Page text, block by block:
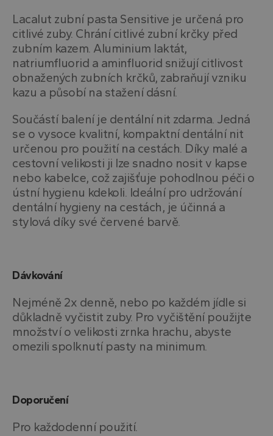
Lacalut zubní pasta Sensitive je určená pro
citlivé zuby. Chrání citlivé zubní krčky před
zubním kazem. Aluminium laktát,
natriumfluorid a aminfluorid snižují citlivost
obnažených zubních krčků, zabraňují vzniku
kazu a působí na stažení dásní.
Součástí balení je dentální nit zdarma. Jedná
se o vysoce kvalitní, kompaktní dentální nit
určenou pro použití na cestách. Díky malé a
cestovní velikosti ji lze snadno nosit v kapse
nebo kabelce, což zajišťuje pohodlnou péči o
ústní hygienu kdekoli. Ideální pro udržování
dentální hygieny na cestách, je účinná a
stylová díky své červené barvě.
Dávkování
Nejméně 2x denně, nebo po každém jídle si
důkladně vyčistit zuby. Pro vyčištění použijte
množství o velikosti zrnka hrachu, abyste
omezili spolknutí pasty na minimum.
Doporučení
Pro každodenní použití.